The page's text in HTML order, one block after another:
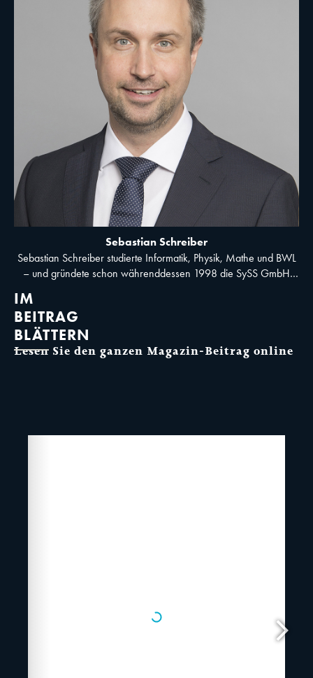
Sebastian Schreiber
Sebastian Schreiber studierte Informatik, Physik, Mathe und BWL
– und gründete schon währenddessen 1998 die SySS GmbH
IM
BEITRAG
BLÄTTERN
Lesen Sie den ganzen Magazin-Beitrag online